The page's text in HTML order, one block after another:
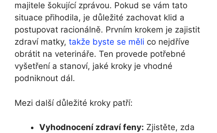
majitele šokující zprávou. Pokud se vám tato
situace přihodila, je důležité zachovat klid a
postupovat racionálně. Prvním krokem je zajistit
zdraví matky, takže byste se měli co nejdříve
obrátit na veterináře. Ten provede potřebné
vyšetření a stanoví, jaké kroky je vhodné
podniknout dál.
Mezi další důležité kroky patří:
Vyhodnocení zdraví feny: Zjistěte, zda